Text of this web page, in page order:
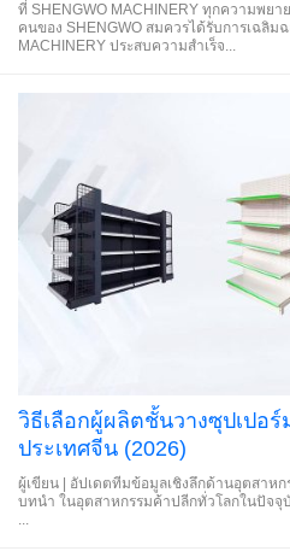
ที่ SHENGWO MACHINERY ทุกความพย
คนของ SHENGWO สมควรได้รับการเฉลิมฉ
MACHINERY ประสบความสำเร็จ...
วิธีเลือกผู้ผลิตชั้นวางซุปเปอร์
ประเทศจีน (2026)
ผู้เขียน | อัปเดตทีมข้อมูลเชิงลึกด้านอุตสาหก
บทนำ ในอุตสาหกรรมค้าปลีกทั่วโลกในปัจจุ
...